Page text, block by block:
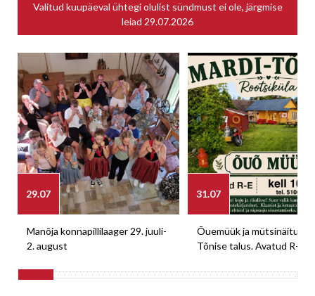
Valitud kuupäeval ühtegi olulist sündmust ei ole, järgmise
leiad 29.07.2026
29.07
Manõja konnapillilaager 29. juuli-
2. august
31.07
Õuemüük ja mütsinäitus
Tõnise talus. Avatud R-E